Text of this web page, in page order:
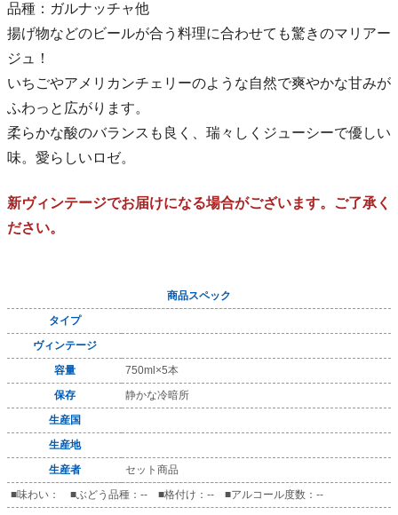
品種：ガルナッチャ他
揚げ物などのビールが合う料理に合わせても驚きのマリアー
ジュ！
いちごやアメリカンチェリーのような自然で爽やかな甘みが
ふわっと広がります。
柔らかな酸のバランスも良く、瑞々しくジューシーで優しい
味。愛らしいロゼ。
新ヴィンテージでお届けになる場合がございます。ご了承く
ださい。
商品スペック
タイプ
ヴィンテージ
容量
750ml×5本
保存
静かな冷暗所
生産国
生産地
生産者
セット商品
■味わい： ■ぶどう品種：-- ■格付け：-- ■アルコール度数：--